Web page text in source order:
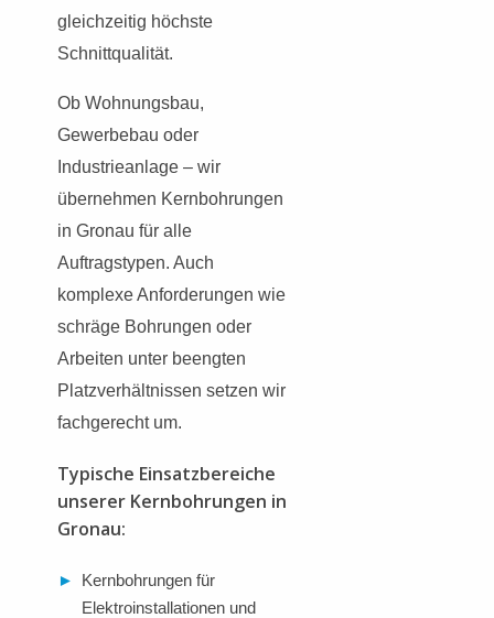
gleichzeitig höchste
Schnittqualität.
Ob Wohnungsbau,
Gewerbebau oder
Industrieanlage – wir
übernehmen Kernbohrungen
in Gronau für alle
Auftragstypen. Auch
komplexe Anforderungen wie
schräge Bohrungen oder
Arbeiten unter beengten
Platzverhältnissen setzen wir
fachgerecht um.
Typische Einsatzbereiche
unserer Kernbohrungen in
Gronau:
►
Kernbohrungen für
Elektroinstallationen und